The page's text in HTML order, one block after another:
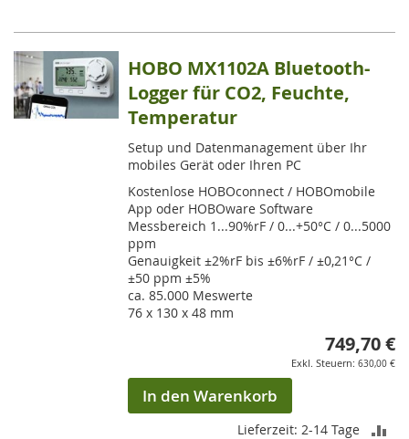
gerade
die
Seite
HOBO MX1102A Bluetooth-
Logger für CO2, Feuchte,
Temperatur
Setup und Datenmanagement über Ihr
mobiles Gerät oder Ihren PC
Kostenlose HOBOconnect / HOBOmobile
App oder HOBOware Software
Messbereich 1...90%rF / 0...+50°C / 0...5000
ppm
Genauigkeit ±2%rF bis ±6%rF / ±0,21°C /
±50 ppm ±5%
ca. 85.000 Meswerte
76 x 130 x 48 mm
749,70 €
630,00 €
In den Warenkorb
Lieferzeit: 2-14 Tage